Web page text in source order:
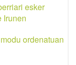
esker
Irunen
ordenatuan